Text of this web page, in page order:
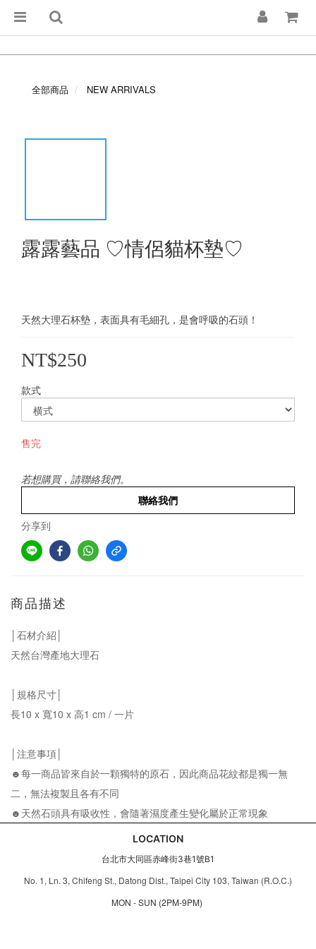
全部商品 NEW ARRIVALS
露露藝品 ♡情侶貓杯墊♡
天然大理石杯墊，表面具有毛細孔，是會呼吸的石頭！
NT$250
款式
售完
若想購買，請聯絡我們。
聯絡我們
分享到
商品描述
│石材介紹│
天然台灣產地大理石
│規格尺寸│
長10 x 寬10 x 高1 cm / 一片
│注意事項│
☻每一商品皆來自於一顆獨特的原石，因此商品花紋都是獨一無
二，無法複製且各有不同
☻天然石頭具有吸收性，會隨著濕度產生變化屬於正常現象
LOCATION
台北市大同區赤峰街3巷1號B1
No. 1, Ln. 3, Chifeng St., Datong Dist., Taipei City 103, Taiwan (R.O.C.)
MON - SUN (2PM-9PM)